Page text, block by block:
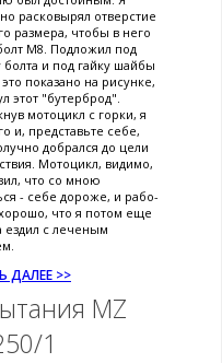
расковырял отверстие
размера, чтобы в него
М8. Подложил под
болта и под гайку шайбы
это показано на рисунке,
этот "бутерброд".
мотоцикл с горки, я
и, представьте себе,
добрался до цели
Мотоцикл, видимо,
что со мною
- себе дороже, и рабо-
хорошо, что я потом еще
ездил с леченым
ДАЛЕЕ >>
MZ
1